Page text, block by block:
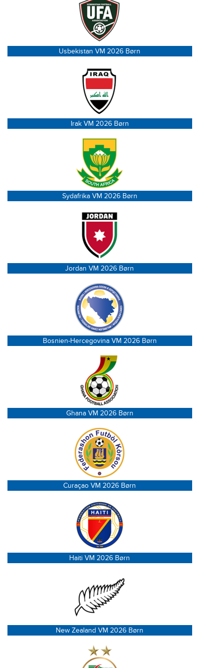
Usbekistan VM 2026 Børn
Irak VM 2026 Børn
Sydafrika VM 2026 Børn
Jordan VM 2026 Børn
Bosnien-Hercegovina VM 2026 Børn
Ghana VM 2026 Børn
Curaçao VM 2026 Børn
Haiti VM 2026 Børn
New Zealand VM 2026 Børn